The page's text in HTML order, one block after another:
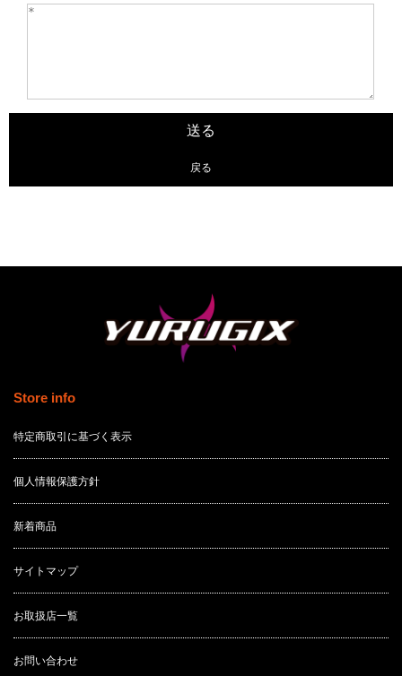
戻る
Store info
特定商取引に基づく表示
個人情報保護方針
新着商品
サイトマップ
お取扱店一覧
お問い合わせ